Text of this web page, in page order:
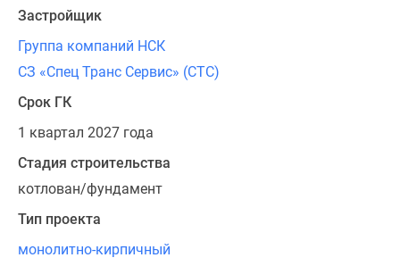
Застройщик
Группа компаний НСК
СЗ «Спец Транс Сервис» (СТС)
Срок ГК
1 квартал 2027 года
Стадия строительства
котлован/фундамент
Тип проекта
монолитно-кирпичный